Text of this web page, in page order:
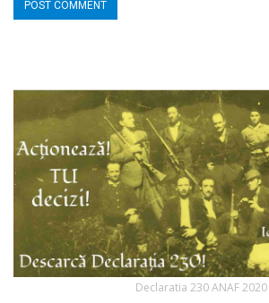
Declaratia 230 ANAF 2020